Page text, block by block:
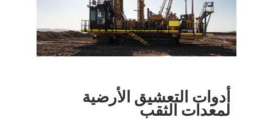
أدوات التعشيق الأرضية
لمعدات الثقب